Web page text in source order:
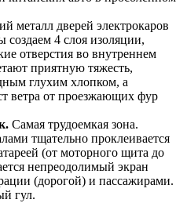
металл дверей электрокаров
4 слоя изоляции,
отверстия во внутреннем
приятную тяжесть,
глухим хлопком, а
ветра от проезжающих фур
Самая трудоемкая зона.
тщательно проклеивается
(от моторного щита до
непреодолимый экран
(дорогой) и пассажирами.
гул.